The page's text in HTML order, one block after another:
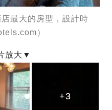
最大的房型，設計時
）
+3
+3
+3